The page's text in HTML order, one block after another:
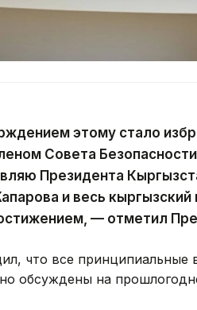
этому стало
Совета
Президента
и весь кыргызский
— отметил
что все
обсуждены на